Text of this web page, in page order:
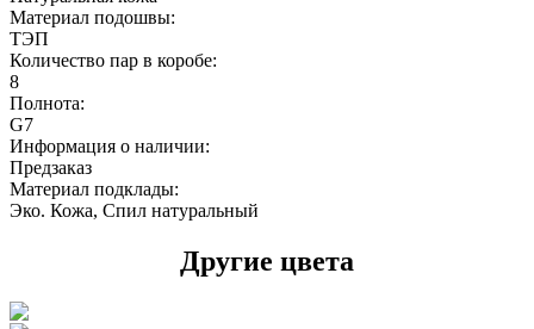
Материал подошвы:
ТЭП
Количество пар в коробе:
8
Полнота:
G7
Информация о наличии:
Предзаказ
Материал подклады:
Эко. Кожа, Спил натуральный
Другие цвета